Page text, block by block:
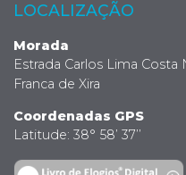
LOCALIZAÇÃO
Morada
Estrada Carlos Lima Costa
Franca de Xira
Coordenadas GPS
Latitude: 38° 58’ 37’’